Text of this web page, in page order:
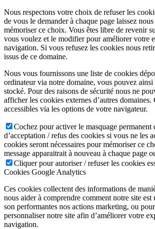
Nous respectons votre choix de refuser les
de vous le demander à chaque page laissez
mémoriser ce choix. Vous êtes libre de revenir
vous voulez et le modifier pour améliorer votre
navigation. Si vous refusez les cookies nous
issus de ce domaine.
Nous vous fournissons une liste de cookies
ordinateur via notre domaine, vous pouvez
stocké. Pour des raisons de sécurité nous ne
afficher les cookies externes d’autres
accessibles via les options de votre navigateur.
Cochez pour activer le masquage permanent
d’acceptation / refus des cookies si vous ne les
cookies seront nécessaires pour mémoriser ce
message apparaitrait à nouveau à chaque page
Cliquer pour autoriser / refuser les cookies
Cookies Google Analytics
Ces cookies collectent des informations de
nous aider à comprendre comment notre site est
son performantes nos actions marketing, ou
personnaliser notre site afin d’améliorer votre
navigation.